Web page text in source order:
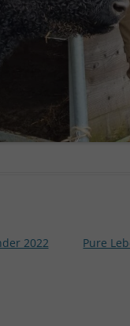
2022 Pure